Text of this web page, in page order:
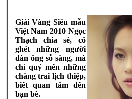
Giải Vàng Siêu mẫu
Việt Nam 2010 Ngọc
Thạch chia sẻ, cô
ghét những người
đàn ông sỗ sàng, mà
chỉ quý mến những
chàng trai lịch thiệp,
biết quan tâm đến
bạn bè.